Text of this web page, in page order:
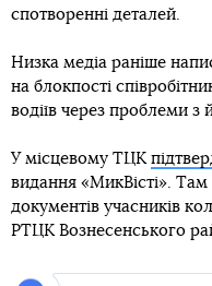
спотворенні деталей.
Низка медіа раніше
на блокпості
водіїв через проблеми з
У місцевому ТЦК
видання «МикВісті».
документів учасників
РТЦК Вознесенського